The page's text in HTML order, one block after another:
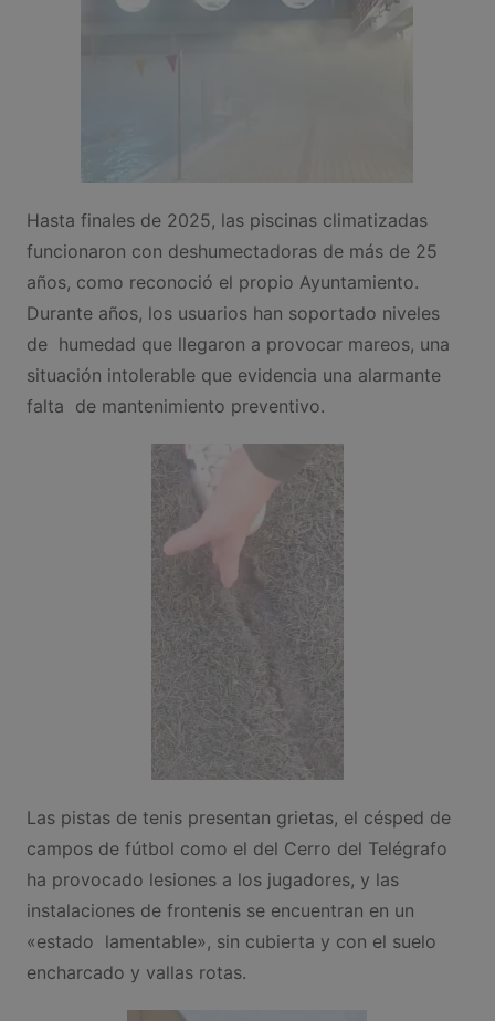
Hasta finales de 2025, las piscinas climatizadas
funcionaron con deshumectadoras de más de 25
años, como reconoció el propio Ayuntamiento.
Durante años, los usuarios han soportado niveles
de humedad que llegaron a provocar mareos, una
situación intolerable que evidencia una alarmante
falta de mantenimiento preventivo.
Las pistas de tenis presentan grietas, el césped de
campos de fútbol como el del Cerro del Telégrafo
ha provocado lesiones a los jugadores, y las
instalaciones de frontenis se encuentran en un
«estado lamentable», sin cubierta y con el suelo
encharcado y vallas rotas.